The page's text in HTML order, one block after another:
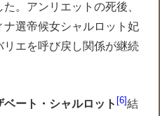
。アンリエットの死後、
選帝候女シャルロット妃
エを呼び戻し関係が継続
ート・シャルロット 6 結